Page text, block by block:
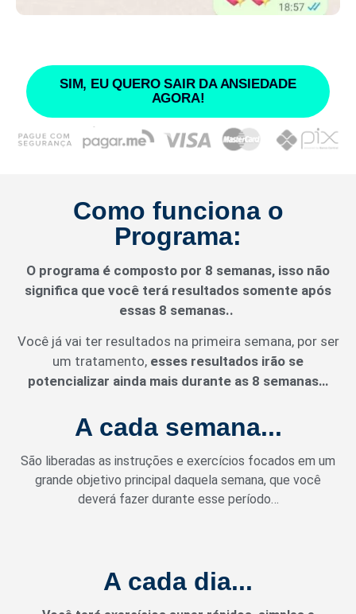
SIM, EU QUERO SAIR DA ANSIEDADE
AGORA!
Como funciona o
Programa:
O programa é composto por 8 semanas, isso não
significa que você terá resultados somente após
essas 8 semanas..
Você já vai ter resultados na primeira semana, por ser
um tratamento, esses resultados irão se
potencializar ainda mais durante as 8 semanas…
A cada semana...
São liberadas as instruções e exercícios focados em um
grande objetivo principal daquela semana, que você
deverá fazer durante esse período…
A cada dia...